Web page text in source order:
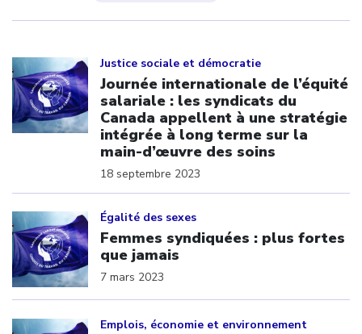
Justice sociale et démocratie
Journée internationale de l’équité
salariale : les syndicats du
Canada appellent à une stratégie
intégrée à long terme sur la
main-d’œuvre des soins
18 septembre 2023
Égalité des sexes
Femmes syndiquées : plus fortes
que jamais
7 mars 2023
Emplois, économie et environnement